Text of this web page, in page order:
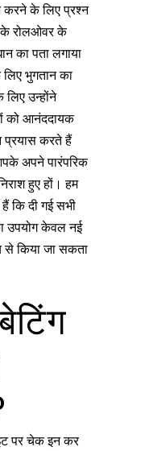
करने के लिए प्रश्न
रोलओवर के
का पता लगाया
भुगतान का
उन्होंने
को आनंददायक
करते हैं
अपने पारंपरिक
हुए हों। हम
कि दी गई सभी
उपयोग केवल नई
से किया जा सकता
पर चेक इन कर